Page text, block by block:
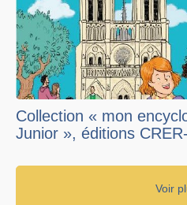
Collection « mon
Junior », éditions
Voir